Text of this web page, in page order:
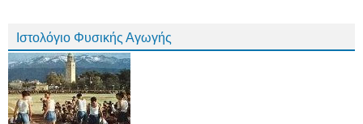
Ιστολόγιο Φυσικής Αγωγής